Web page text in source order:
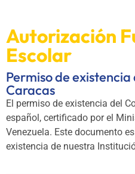
Autorización
Escolar
Permiso de
Caracas
El permiso de existencia del
español, certificado por el
Venezuela. Este documento
existencia de nuestra